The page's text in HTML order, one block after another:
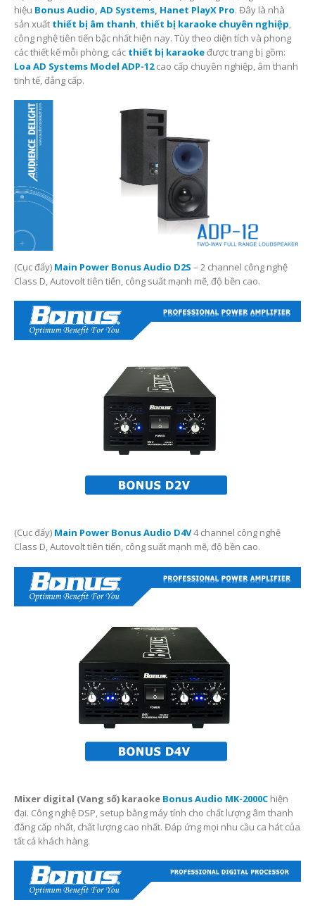
hiệu Bonus Audio, AD Systems, Hanet PlayX Pro. Đây là nhà
sản xuất thiết bị âm thanh, thiết bị karaoke chuyên nghiệp,
công nghệ tiên tiến bậc nhất hiện nay. Tùy theo diện tích và phong
các thiết kế mỗi phòng, các thiết bị karaokeđược trang bị gồm:
Loa AD Systems Model ADP-12cao cấp chuyên nghiệp, âm thanh
tinh tế, đẳng cấp.
(Cục đẩy) Main Power Bonus Audio D2S – 2 channel công nghệ
Class D, Autovolt tiên tiến, công suất mạnh mẽ, độ bền cao.
(Cục đẩy) Main Power Bonus Audio D4V4 channel công nghệ
Class D, Autovolt tiên tiến, công suất mạnh mẽ, độ bền cao.
Mixer digital (Vang số) karaoke Bonus Audio MK-2000C hiện
đại. Công nghệ DSP, setup bằng máy tính cho chất lượng âm thanh
đẳng cấp nhất, chất lượng cao nhất. Đáp ứng mọi nhu cầu ca hát của
tất cả khách hàng.